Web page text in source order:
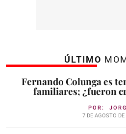
ÚLTIMO
Fernando Colunga es
familiares; ¿fueron
POR:
7 DE AGOSTO